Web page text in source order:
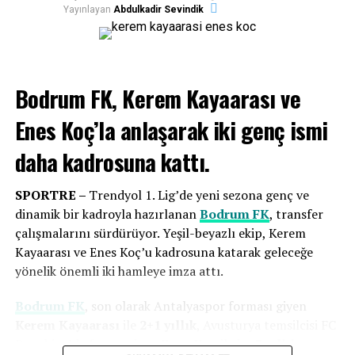
29 EKIM
BODRUM SPOR TV
BIR SONRAKI
Kaş’da Düzenlenen Atletizm Yarışlarında Skandal…
BIR ÖNCEKI
Sipay Bodrum FK, Fenerbahçe deplasmanından puansız
dönüyor
galibiyetle başlayarak lige iyi bir giriş yapmayı amaçlıyor.
Eksik noktalarımıza çok iyi transferler
yaptık
Ankara, “Çok iyi bir kamp dönemi geçirdik, verimli bir
dinlenme süremiz vardı. Yeni katılacak arkadaşların
Yayınlayan Abdulkadir Sevindik
Bodrum FK, Kerem Kayaarası ve
Enes Koç’la anlaşarakiki genç ismi
daha kadrosuna kattı.
SPORTRE – Trendyol 1. Lig’de yeni sezona genç ve
dinamik bir kadroyla hazırlananBodrum FK, transfer
çalışmalarını sürdürüyor. Yeşil-beyazlı ekip, Kerem
Kayaarası ve Enes Koç’u kadrosuna katarak geleceğe
yönelik önemli iki hamleye imza attı.
Bodrum FK , son olarak Antalyaspor forması giyen
Dornbirn’de forma giyenEnes Koçile ise3 yıllık